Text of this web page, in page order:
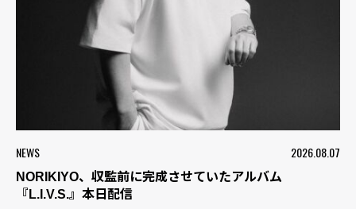
NEWS 2026.08.07
NORIKIYO、収監前に完成させていたアルバム
『L.I.V.S.』本日配信